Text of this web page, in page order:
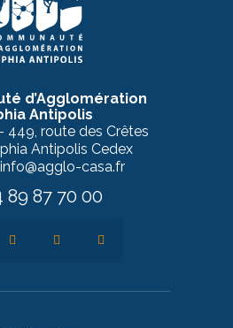
d’Agglomération
Antipolis
449, route des Crêtes
Antipolis Cedex
casa.fr
89 87 70 00